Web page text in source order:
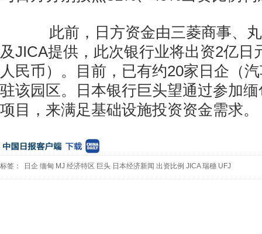
此前，日方资金由三菱商事、丸
及JICA提供，此次银行业将出资2亿日
人民币）。目前，已有约20家日企（
驻该园区。日本银行巨头望通过参加
项目，来满足基础设施投资资金需求。
标签： 日企 缅甸 MJ 经济特区 巨头 日本经济新闻 出资比例 JICA 瑞穗 UFJ